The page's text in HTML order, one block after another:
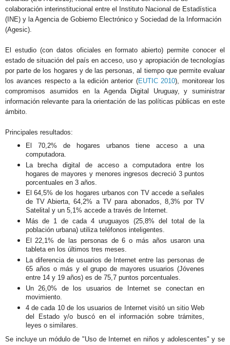
colaboración interinstitucional entre el Instituto Nacional de Estadística
(INE) y la Agencia de Gobierno Electrónico y Sociedad de la Información
(Agesic).
El estudio (con datos oficiales en formato abierto) permite conocer el
estado de situación del país en acceso, uso y apropiación de tecnologías
por parte de los hogares y de las personas, al tiempo que permite evaluar
los avances respecto a la edición anterior (EUTIC 2010), monitorear los
compromisos asumidos en la Agenda Digital Uruguay, y suministrar
información relevante para la orientación de las políticas públicas en este
ámbito.
Principales resultados:
El 70,2% de hogares urbanos tiene acceso a una
computadora.
La brecha digital de acceso a computadora entre los
hogares de mayores y menores ingresos decreció 3 puntos
porcentuales en 3 años.
El 64,5% de los hogares urbanos con TV accede a señales
de TV Abierta, 64,2% a TV para abonados, 8,3% por TV
Satelital y un 5,1% accede a través de Internet.
Más de 1 de cada 4 uruguayos (25,8% del total de la
población urbana) utiliza teléfonos inteligentes.
El 22,1% de las personas de 6 o más años usaron una
tableta en los últimos tres meses.
La diferencia de usuarios de Internet entre las personas de
65 años o más y el grupo de mayores usuarios (Jóvenes
entre 14 y 19 años) es de 75,7 puntos porcentuales.
Un 26,0% de los usuarios de Internet se conectan en
movimiento.
4 de cada 10 de los usuarios de Internet visitó un sitio Web
del Estado y/o buscó en el información sobre trámites,
leyes o similares.
Se incluye un módulo de "Uso de Internet en niños y adolescentes" y se